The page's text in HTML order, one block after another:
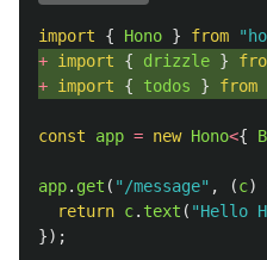
import { Hono } from "
+ import { drizzle }
+ import { todos } from
const app = new Hono<{
app. get ( " /message" , (c)
return c. text ( "Hello
});